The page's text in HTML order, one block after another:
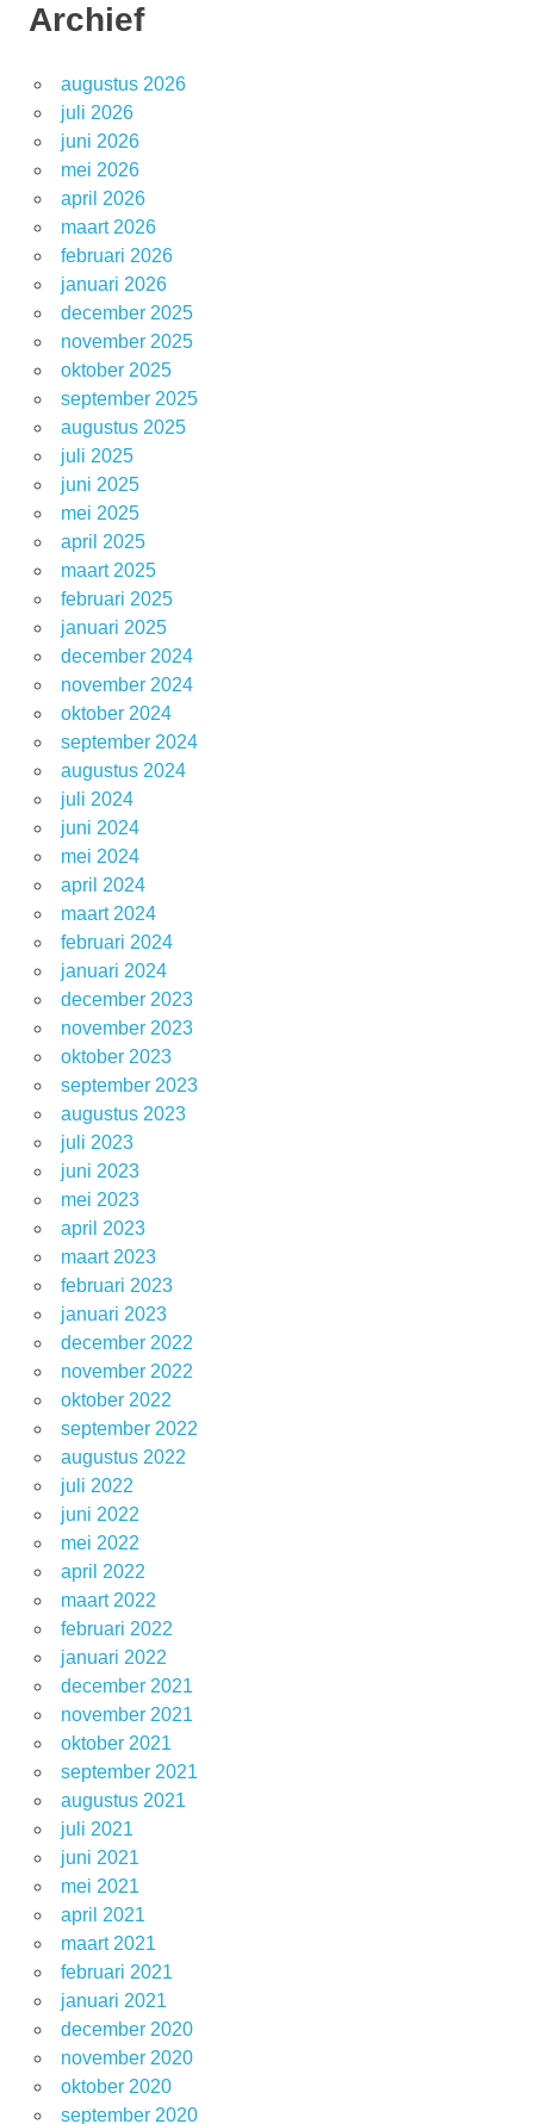
Archief
augustus 2026
juli 2026
juni 2026
mei 2026
april 2026
maart 2026
februari 2026
januari 2026
december 2025
november 2025
oktober 2025
september 2025
augustus 2025
juli 2025
juni 2025
mei 2025
april 2025
maart 2025
februari 2025
januari 2025
december 2024
november 2024
oktober 2024
september 2024
augustus 2024
juli 2024
juni 2024
mei 2024
april 2024
maart 2024
februari 2024
januari 2024
december 2023
november 2023
oktober 2023
september 2023
augustus 2023
juli 2023
juni 2023
mei 2023
april 2023
maart 2023
februari 2023
januari 2023
december 2022
november 2022
oktober 2022
september 2022
augustus 2022
juli 2022
juni 2022
mei 2022
april 2022
maart 2022
februari 2022
januari 2022
december 2021
november 2021
oktober 2021
september 2021
augustus 2021
juli 2021
juni 2021
mei 2021
april 2021
maart 2021
februari 2021
januari 2021
december 2020
november 2020
oktober 2020
september 2020